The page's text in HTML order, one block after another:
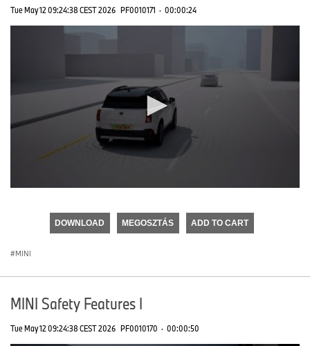
Tue May 12 09:24:38 CEST 2026 PF0010171 · 00:00:24
seconds
DOWNLOAD MEGOSZTÁS ADD TO CART
MINI
MINI Safety Features I
Tue May 12 09:24:38 CEST 2026 PF0010170 · 00:00:50